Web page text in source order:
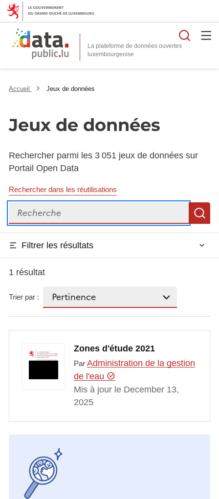
La plateforme de données ouvertes
Accueil Jeux de données
Jeux de données
Rechercher parmi les 3 051 jeux de données sur
Portail Open Data
Rechercher dans les réutilisations
Recherche
Filtrer les résultats
1 résultat
Trier par :
Zones d'étude 2021
Par Administration de la gestion
de l'eau
Mis à jour le December 13,
2025